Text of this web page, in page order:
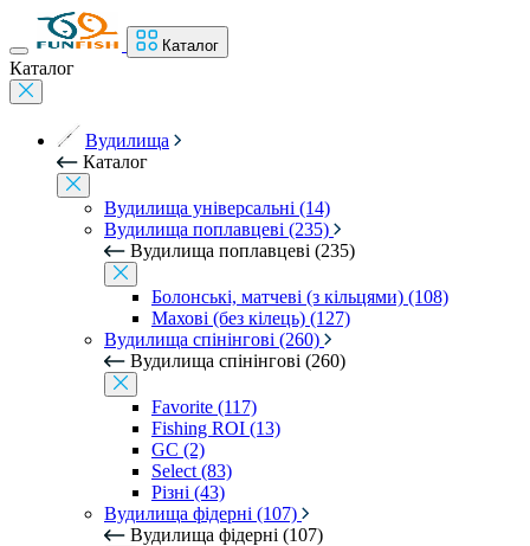
Каталог
Каталог
Вудилища
Каталог
Вудилища універсальні (14)
Вудилища поплавцеві (235)
Вудилища поплавцеві (235)
Болонські, матчеві (з кільцями) (108)
Махові (без кілець) (127)
Вудилища спінінгові (260)
Вудилища спінінгові (260)
Favorite (117)
Fishing ROI (13)
GC (2)
Select (83)
Різні (43)
Вудилища фідерні (107)
Вудилища фідерні (107)